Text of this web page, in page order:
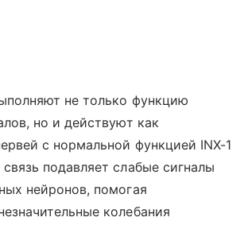
не только функцию
но и действуют как
с нормальной функцией INX-1
подавляет слабые сигналы
нейронов, помогая
колебания